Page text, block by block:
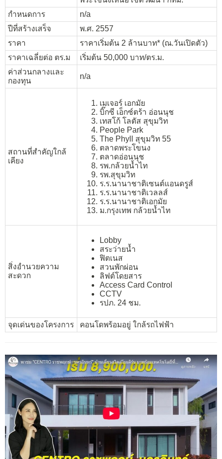
กำหนดการ
n/a
ปีที่สร้างเสร็จ
พ.ศ. 2557
ราคา
ราคาเริ่มต้น 2 ล้านบาท* (ณ.วันเปิดตัว)
ราคาเฉลี่ยต่อ ตร.ม
เริ่มต้น 50,000 บาท/ตร.ม.
ค่าส่วนกลางและ
กองทุน
n/a
สถานที่สำคัญใกล้
เคียง
เมเจอร์ เอกมัย
บิ๊กซี เอ็กซ์ตร้า อ่อนนุช
เทสโก้ โลตัส สุขุมวิท
People Park
The Phyll สุขุมวิท 55
ตลาดพระโขนง
ตลาดอ่อนนุช
รพ.กล้วยน้ำไท
รพ.สุขุมวิท
ร.ร.นานาชาติเซนต์แอนดรูส์
ร.ร.นานาชาติเวลลส์
ร.ร.นานาชาติเอกมัย
ม.กรุงเทพ กล้วยน้ำไท
สิ่งอำนวยความ
สะดวก
Lobby
สระว่ายน้ำ
ฟิตเนส
สวนพักผ่อน
ลิฟต์โดยสาร
Access Card Control
CCTV
รปภ. 24 ชม.
จุดเด่นของโครงการ คอนโดพร้อมอยู่ ใกล้รถไฟฟ้า